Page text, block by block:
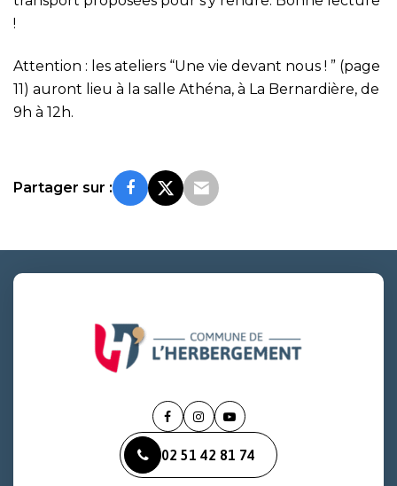
!
Attention : les ateliers “Une vie devant nous ! ” (page
11) auront lieu à la salle Athéna, à La Bernardière, de
9h à 12h.
Partager sur :
Lien
le
compte
Lien
le
compte
Lien
la
chaîne
02 51 42 81 74